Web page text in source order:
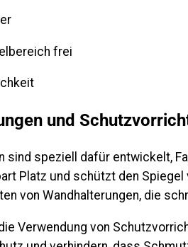
frei
und
sind speziell dafür entwickelt,
Platz und schützt den
von Wandhalterungen, die
Verwendung von